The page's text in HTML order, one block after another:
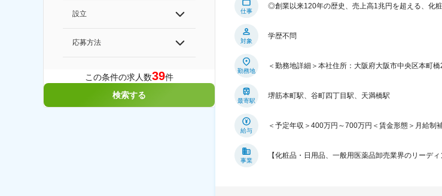
設立
応募方法
この条件の求人数39件
検索する
仕事
◎創業以来120年の歴史、売上高1兆円を超える、化
対象
学歴不問
勤務地
＜勤務地詳細＞本社住所：大阪府大阪市中央区本町
最寄駅
堺筋本町駅、谷町四丁目駅、天満橋駅
給与
＜予定年収＞400万円～700万円＜賃金形態＞月給
事業
【化粧品・日用品、一般用医薬品卸売業界のリーデ